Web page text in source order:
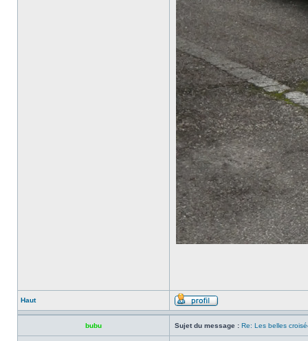
Haut
bubu Sujet du message : Re: Les belles